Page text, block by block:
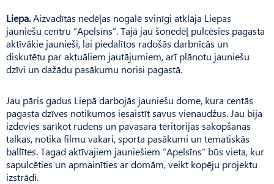
Liepa.Aizvadītās nedēļas nogalē svinīgi atklāja Liepas
jauniešu centru “Apelsīns”. Tajā jau šonedēļ pulcēsies pagasta
aktīvākie jaunieši, lai piedalītos radošās darbnīcās un
diskutētu par aktuāliem jautājumiem, arī plānotu jauniešu
dzīvi un dažādu pasākumu norisi pagastā.
Jau pāris gadus Liepā darbojās jauniešu dome, kura centās
pagasta dzīves notikumos iesaistīt savus vienaudžus. Jau bija
izdevies sarīkot rudens un pavasara teritorijas sakopšanas
talkas, notika filmu vakari, sporta pasākumi un tematiskās
ballītes. Tagad aktīvajiem jauniešiem “Apelsīns” būs vieta, kur
sapulcēties un apmainīties ar domām, veikt kopēju projektu
izstrādi.